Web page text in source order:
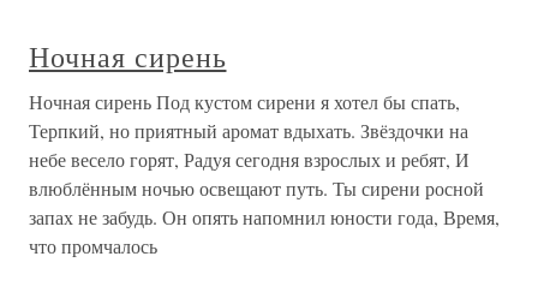
Ночная сирень
Ночная сирень Под кустом сирени я хотел бы спать,
Терпкий, но приятный аромат вдыхать. Звёздочки на
небе весело горят, Радуя сегодня взрослых и ребят, И
влюблённым ночью освещают путь. Ты сирени росной
запах не забудь. Он опять напомнил юности года, Время,
что промчалось